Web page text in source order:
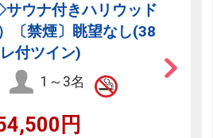
ウナ付きハリウッド
〔禁煙〕眺望なし(38
付ツイン)
1～3名
円